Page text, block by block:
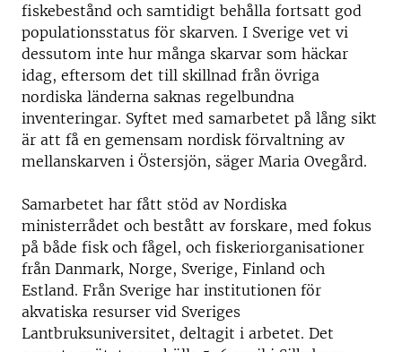
fiskebestånd och samtidigt behålla fortsatt god
populationsstatus för skarven. I Sverige vet vi
dessutom inte hur många skarvar som häckar
idag, eftersom det till skillnad från övriga
nordiska länderna saknas regelbundna
inventeringar. Syftet med samarbetet på lång sikt
är att få en gemensam nordisk förvaltning av
mellanskarven i Östersjön, säger Maria Ovegård.
Samarbetet har fått stöd av Nordiska
ministerrådet och bestått av forskare, med fokus
på både fisk och fågel, och fiskeriorganisationer
från Danmark, Norge, Sverige, Finland och
Estland. Från Sverige har institutionen för
akvatiska resurser vid Sveriges
Lantbruksuniversitet, deltagit i arbetet. Det